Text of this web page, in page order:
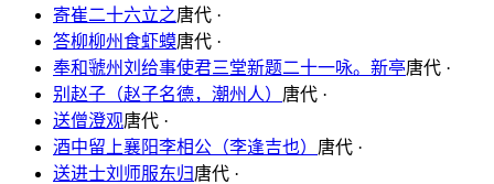
寄崔二十六立之唐代 ·
答柳柳州食虾蟆唐代 ·
奉和虢州刘给事使君三堂新题二十一咏。新亭唐代 ·
别赵子（赵子名德，潮州人） 唐代 ·
送僧澄观唐代 ·
酒中留上襄阳李相公（李逢吉也） 唐代 ·
送进士刘师服东归唐代 ·